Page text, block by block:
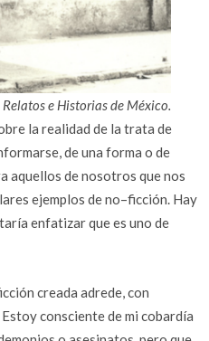
Relatos e Historias de México.
la realidad de la trata de
de una forma o de
aquellos de nosotros que nos
ejemplos de no–ficción. Hay
enfatizar que es uno de
creada adrede, con
consciente de mi cobardía